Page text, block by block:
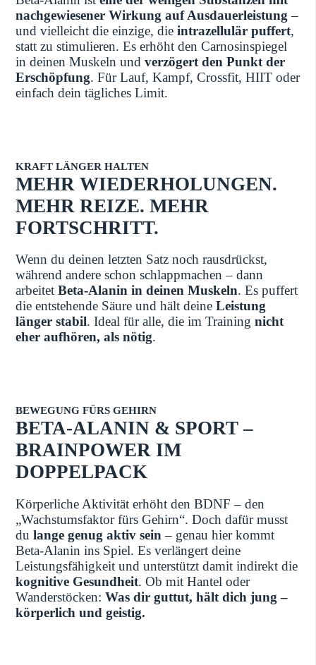
nachgewiesener Wirkung auf Ausdauerleistung –
und vielleicht die einzige, dieintrazellulär puffert,
statt zu stimulieren. Es erhöht den Carnosinspiegel
in deinen Muskeln undverzögert den Punkt der
Erschöpfung. Für Lauf, Kampf, Crossfit, HIIT oder
einfach dein tägliches Limit.
KRAFT LÄNGER HALTEN
MEHR WIEDERHOLUNGEN.
MEHR REIZE. MEHR
FORTSCHRITT.
Wenn du deinen letzten Satz noch rausdrückst,
während andere schon schlappmachen – dann
arbeitetBeta-Alanin in deinen Muskeln. Es puffert
die entstehende Säure und hält deineLeistung
länger stabil. Ideal für alle, die im Trainingnicht
eher aufhören, als nötig.
BEWEGUNG FÜRS GEHIRN
BETA-ALANIN & SPORT –
BRAINPOWER IM
DOPPELPACK
Körperliche Aktivität erhöht den BDNF – den
„Wachstumsfaktor fürs Gehirn“. Doch dafür musst
dulange genug aktiv sein – genau hier kommt
Beta-Alanin ins Spiel. Es verlängert deine
Leistungsfähigkeit und unterstützt damit indirekt die
kognitive Gesundheit. Ob mit Hantel oder
Wanderstöcken:Was dir guttut, hält dich jung –
körperlich und geistig.